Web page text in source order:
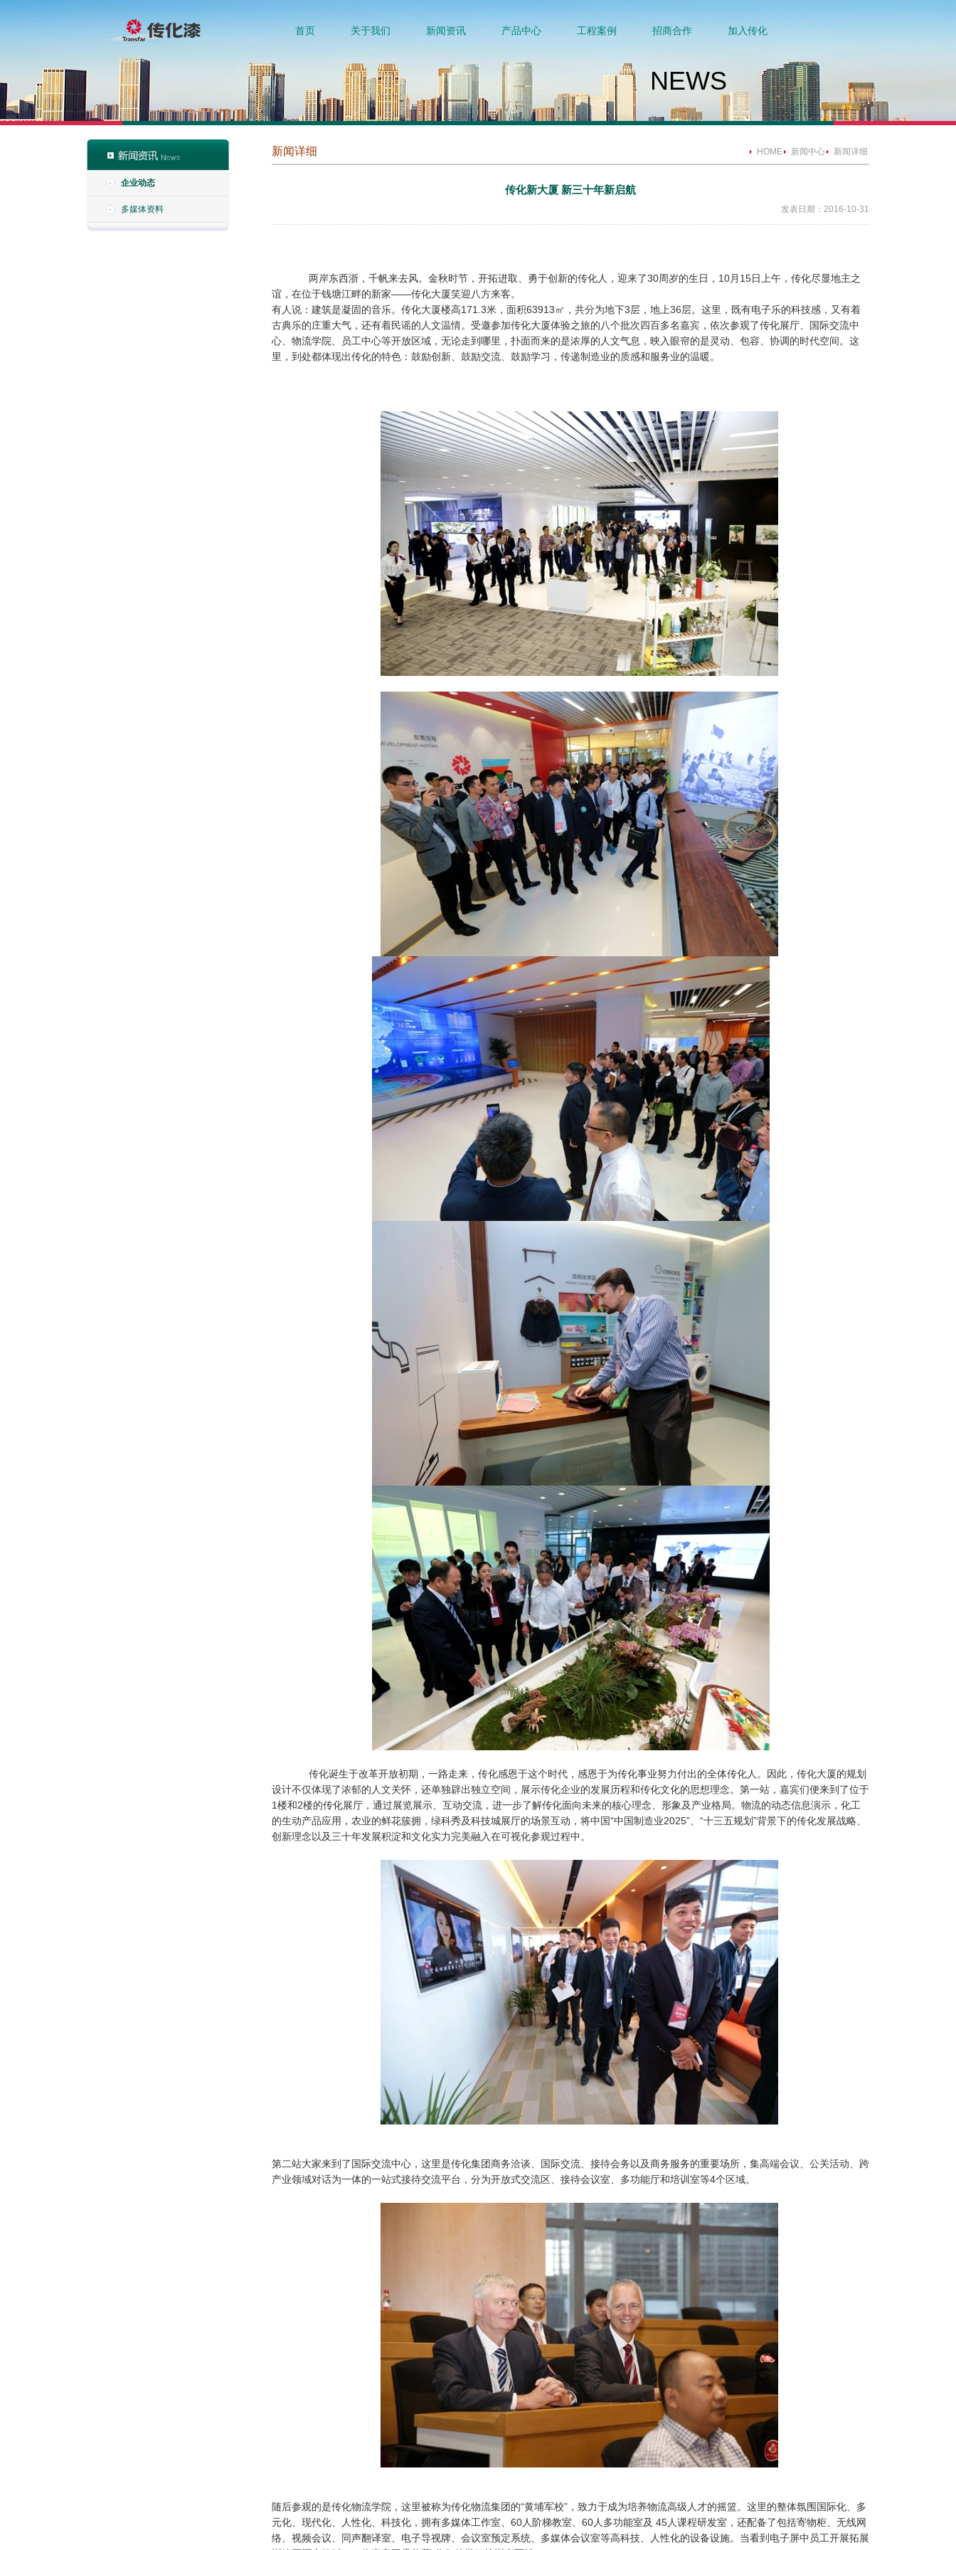
首页 关于我们 新闻资讯 产品中心 工程案例 招商合作 加入传化
NEWS
企业动态
多媒体资料
新闻详细 HOME 新闻中心 新闻详细
传化新大厦 新三十年新启航
发表日期：2016-10-31
两岸东西浙，千帆来去风。金秋时节，开拓进取、勇于创新的传化人，迎来了30周岁的生日，10月15日上午，传化尽显地主之
谊，在位于钱塘江畔的新家——传化大厦笑迎八方来客。
有人说：建筑是凝固的音乐。传化大厦楼高171.3米，面积63913㎡，共分为地下3层，地上36层。这里，既有电子乐的科技感，又有着
古典乐的庄重大气，还有着民谣的人文温情。受邀参加传化大厦体验之旅的八个批次四百多名嘉宾，依次参观了传化展厅、国际交流中
心、物流学院、员工中心等开放区域，无论走到哪里，扑面而来的是浓厚的人文气息，映入眼帘的是灵动、包容、协调的时代空间。这
里，到处都体现出传化的特色：鼓励创新、鼓励交流、鼓励学习，传递制造业的质感和服务业的温暖。
传化诞生于改革开放初期，一路走来，传化感恩于这个时代，感恩于为传化事业努力付出的全体传化人。因此，传化大厦的规划
设计不仅体现了浓郁的人文关怀，还单独辟出独立空间，展示传化企业的发展历程和传化文化的思想理念。第一站，嘉宾们便来到了位于
1楼和2楼的传化展厅，通过展览展示、互动交流，进一步了解传化面向未来的核心理念、形象及产业格局。物流的动态信息演示，化工
的生动产品应用，农业的鲜花簇拥，绿科秀及科技城展厅的场景互动，将中国“中国制造业2025”、“十三五规划”背景下的传化发展战略、
创新理念以及三十年发展积淀和文化实力完美融入在可视化参观过程中。
第二站大家来到了国际交流中心，这里是传化集团商务洽谈、国际交流、接待会务以及商务服务的重要场所，集高端会议、公关活动、跨
产业领域对话为一体的一站式接待交流平台，分为开放式交流区、接待会议室、多功能厅和培训室等4个区域。
随后参观的是传化物流学院，这里被称为传化物流集团的“黄埔军校”，致力于成为培养物流高级人才的摇篮。这里的整体氛围国际化、多
元化、现代化、人性化、科技化，拥有多媒体工作室、60人阶梯教室、60人多功能室及 45人课程研发室，还配备了包括寄物柜、无线网
络、视频会议、同声翻译室、电子导视牌、会议室预定系统、多媒体会议室等高科技、人性化的设备设施。当看到电子屏中员工开展拓展